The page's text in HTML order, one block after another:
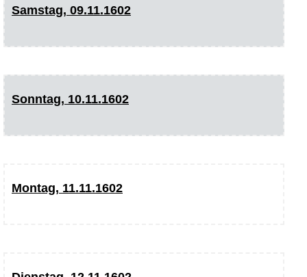
Samstag, 09.11.1602
Sonntag, 10.11.1602
Montag, 11.11.1602